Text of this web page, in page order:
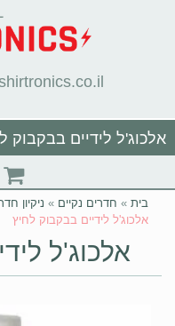
אלכוג'ל לידיים בבקבוק
בית » חדרים נקיים » ניקיון
אלכוג'ל לידיים בבקבוק לחיץ
אלכוג'ל